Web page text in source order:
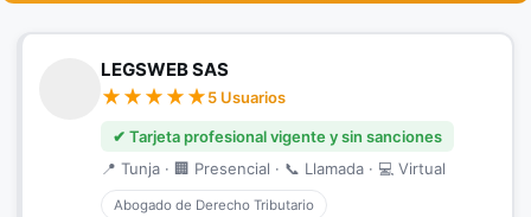
LEGSWEB SAS
5 Usuarios
✔ Tarjeta profesional vigente y sin sanciones
📍 Tunja · 🏢 Presencial · 📞 Llamada · 💻 Virtual
Abogado de Derecho Tributario